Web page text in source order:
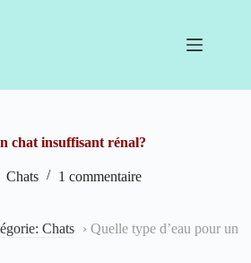
chat insuffisant rénal?
Chats 1 commentaire
Chats › Quelle type d’eau pour un